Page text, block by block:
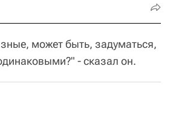
может быть, задуматься,
- сказал он.